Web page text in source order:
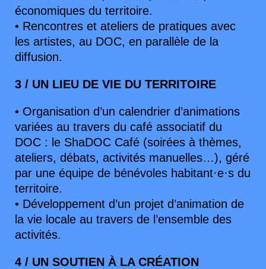
économiques du territoire.
• Rencontres et ateliers de pratiques avec
les artistes, au DOC, en parallèle de la
diffusion.
3 / UN LIEU DE VIE DU TERRITOIRE
• Organisation d’un calendrier d’animations
variées au travers du café associatif du
DOC : le ShaDOC Café (soirées à thèmes,
ateliers, débats, activités manuelles…), géré
par une équipe de bénévoles habitant·e·s du
territoire.
• Développement d’un projet d’animation de
la vie locale au travers de l’ensemble des
activités.
4 / UN SOUTIEN À LA CRÉATION